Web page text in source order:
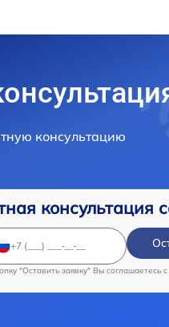
консультацию
консультация
"Оставить заявку" Вы соглашаетесь c